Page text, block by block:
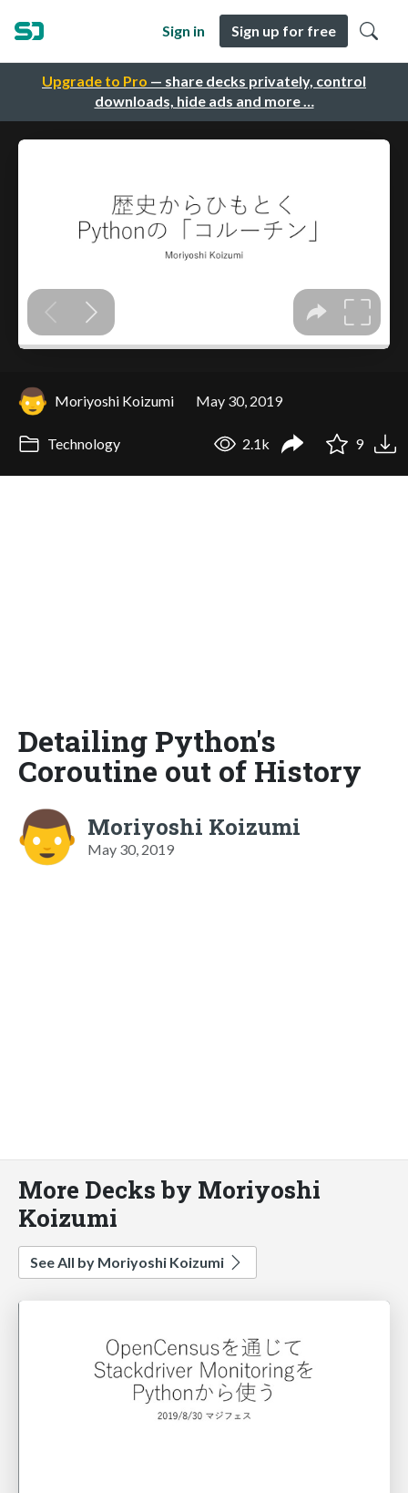
Upgrade to Pro — share decks privately, control
downloads, hide ads and more …
Sign in Sign up for free
Moriyoshi Koizumi May 30, 2019
Technology 2.1k 9
Detailing Python's
Coroutine out of History
Moriyoshi Koizumi
May 30, 2019
More Decks by Moriyoshi
Koizumi
See All by Moriyoshi Koizumi